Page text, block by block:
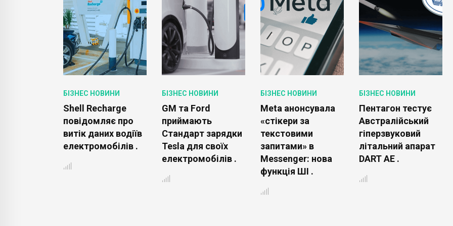
БІЗНЕС НОВИНИ
Shell Recharge
повідомляє про
витік даних водіїв
електромобілів .
БІЗНЕС НОВИНИ
GM та Ford
приймають
Стандарт зарядки
Tesla для своїх
електромобілів .
БІЗНЕС НОВИНИ
Meta анонсувала
«стікери за
текстовими
запитами» в
Messenger: нова
функція ШІ .
БІЗНЕС НОВИНИ
Пентагон тестує
Австралійський
гіперзвуковий
літальний апарат
DART AE .